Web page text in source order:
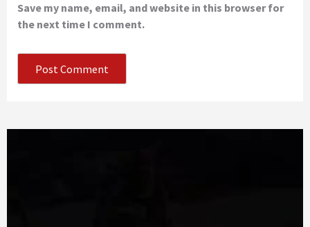
Save my name, email, and website in this browser for
the next time I comment.